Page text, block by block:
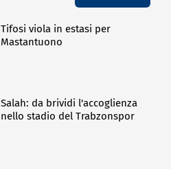
Tifosi viola in estasi per
Mastantuono
Salah: da brividi l'accoglienza
nello stadio del Trabzonspor